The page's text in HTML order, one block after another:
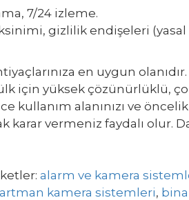
7/24 izleme.
gizlilik endişeleri (yasal
en uygun
için yüksek çözünürlüklü,
kullanım alanınızı ve
vermeniz faydalı olur.
alarm ve kamera
kamera sistemleri,